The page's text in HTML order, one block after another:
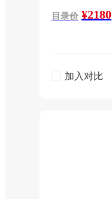
目录价 ¥2180
加入对比